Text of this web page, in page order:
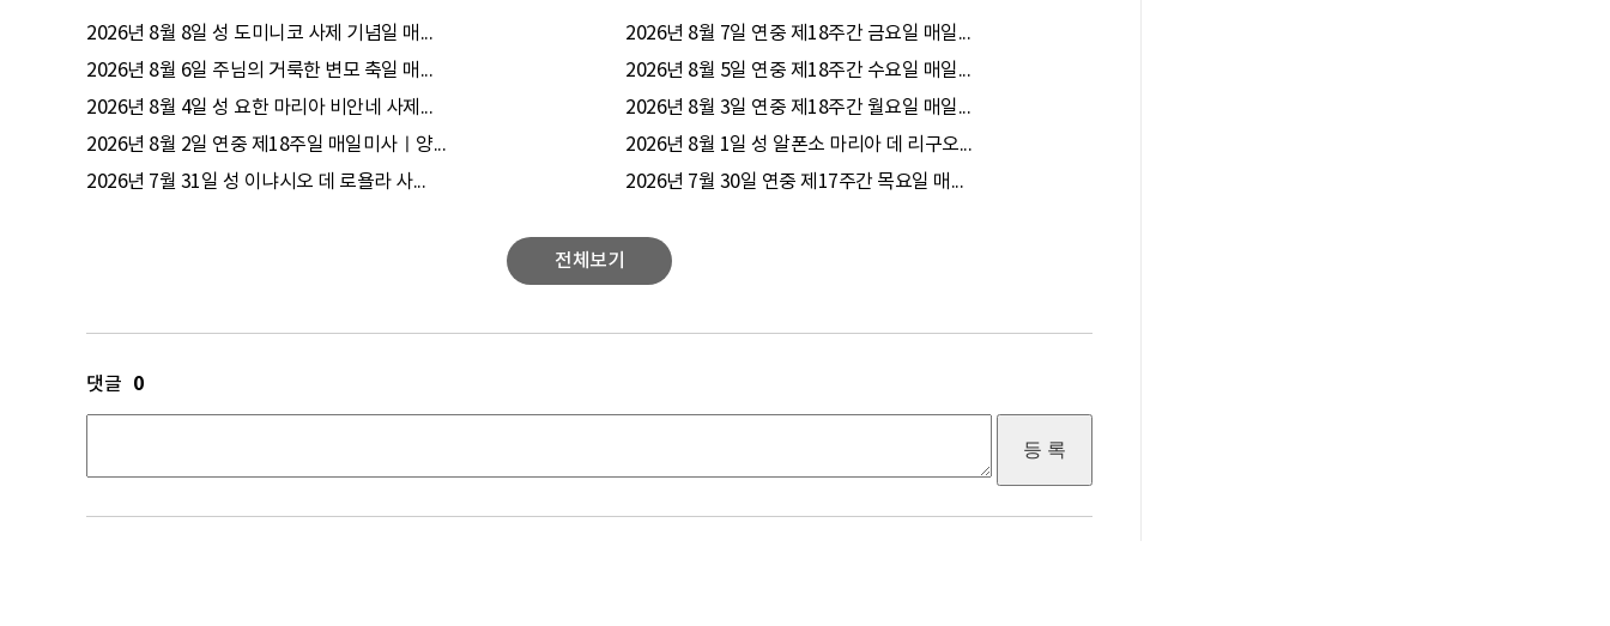
2026년 8월 8일 성 도미니코 사제 기념일 매...
2026년 8월 7일 연중 제18주간 금요일 매일...
2026년 8월 6일 주님의 거룩한 변모 축일 매...
2026년 8월 5일 연중 제18주간 수요일 매일...
2026년 8월 4일 성 요한 마리아 비안네 사제...
2026년 8월 3일 연중 제18주간 월요일 매일...
2026년 8월 2일 연중 제18주일 매일미사ㅣ양...
2026년 8월 1일 성 알폰소 마리아 데 리구오...
2026년 7월 31일 성 이냐시오 데 로욜라 사...
2026년 7월 30일 연중 제17주간 목요일 매...
전체보기
댓글 0